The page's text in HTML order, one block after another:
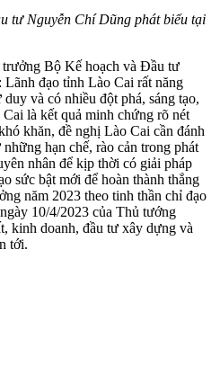
tư Nguyễn Chí Dũng phát biểu tại
Bộ Kế hoạch và Đầu tư
đạo tỉnh Lào Cai rất năng
và có nhiều đột phá, sáng tạo,
là kết quả minh chứng rõ nét
khăn, đề nghị Lào Cai cần đánh
hạn chế, rào cản trong phát
nhân để kịp thời có giải pháp
sức bật mới để hoàn thành thắng
năm 2023 theo tinh thần chỉ đạo
10/4/2023 của Thủ tướng
kinh doanh, đầu tư xây dựng và
tới.